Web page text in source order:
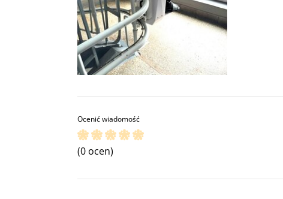
Ocenić wiadomość
(0 ocen)